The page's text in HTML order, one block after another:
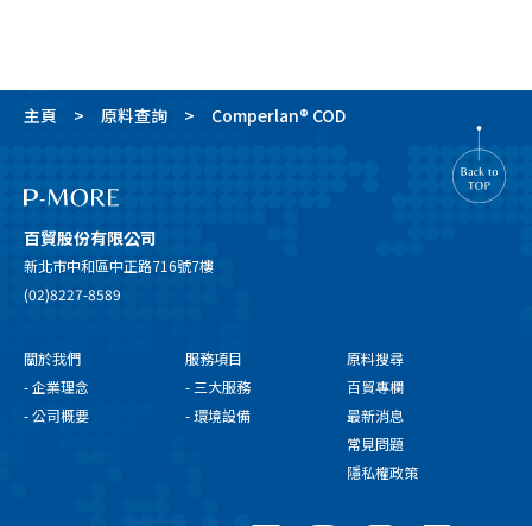
主頁 原料查詢 Comperlan® COD
百貿股份有限公司
新北市中和區中正路716號7樓
(02)8227-8589
關於我們
- 企業理念
- 公司概要
服務項目
- 三大服務
- 環境設備
原料搜尋
百貿專欄
最新消息
常見問題
隱私權政策